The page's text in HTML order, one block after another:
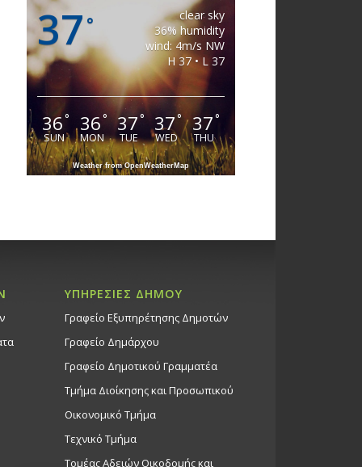
37 °
clear sky
36% humidity
wind: 4m/s NW
H 37 • L 37
36°
SUN
36°
MON
37°
TUE
37°
WED
37°
THU
Weather from OpenWeatherMap
ΥΠΗΡΕΣΙΕΣ ΔΗΜΟΥ
Γραφείο Εξυπηρέτησης Δημοτών
Γραφείο Δημάρχου
Γραφείο Δημοτικού Γραμματέα
Τμήμα Διοίκησης και Προσωπικού
Οικονομικό Τμήμα
Τεχνικό Τμήμα
Τομέας Αδειών Οικοδομής και